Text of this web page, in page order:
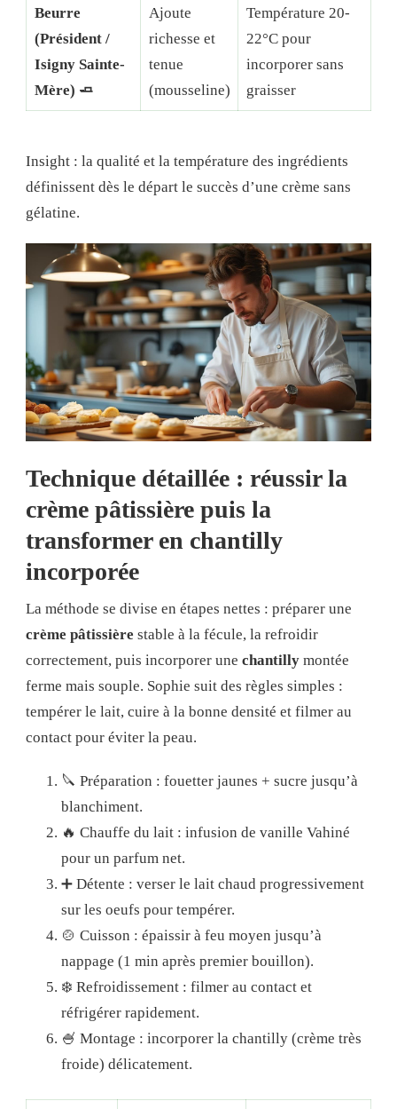
Beurre
(Président /
Isigny Sainte-
Mère) 🧈
Ajoute
richesse et
tenue
(mousseline)
Température 20-
22°C pour
incorporer sans
graisser
Insight : la qualité et la température des ingrédients
définissent dès le départ le succès d’une crème sans
gélatine.
Technique détaillée : réussir la
crème pâtissière puis la
transformer en chantilly
incorporée
La méthode se divise en étapes nettes : préparer une
crème pâtissière stable à la fécule, la refroidir
correctement, puis incorporer une chantilly montée
ferme mais souple. Sophie suit des règles simples :
tempérer le lait, cuire à la bonne densité et filmer au
contact pour éviter la peau.
🔪 Préparation : fouetter jaunes + sucre jusqu’à
blanchiment.
🔥 Chauffe du lait : infusion de vanille Vahiné
pour un parfum net.
➕ Détente : verser le lait chaud progressivement
sur les oeufs pour tempérer.
🍲 Cuisson : épaissir à feu moyen jusqu’à
nappage (1 min après premier bouillon).
❄️ Refroidissement : filmer au contact et
réfrigérer rapidement.
🍧 Montage : incorporer la chantilly (crème très
froide) délicatement.